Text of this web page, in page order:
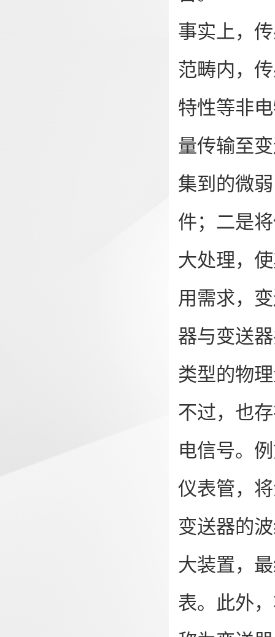
事实上，
范畴内，
特性等非
量传输至
集到的微
件；二是
大处理，
用需求，
器与变送
类型的物
不过，也
电信号。
仪表管，
变送器的
大装置，
表。此外